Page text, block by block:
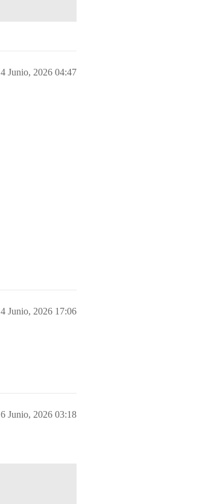
4 Junio, 2026 04:47
4 Junio, 2026 17:06
6 Junio, 2026 03:18